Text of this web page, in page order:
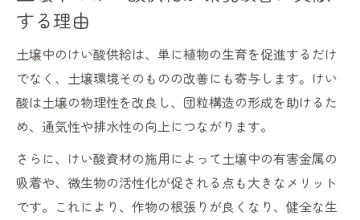
する理由
土壌中のけい酸供給は、単に植物の生育を促進するだけ
でなく、土壌環境そのものの改善にも寄与します。けい
酸は土壌の物理性を改良し、団粒構造の形成を助けるた
め、通気性や排水性の向上につながります。
さらに、けい酸資材の施用によって土壌中の有害金属の
吸着や、微生物の活性化が促される点も大きなメリット
です。これにより、作物の根張りが良くなり、健全な生